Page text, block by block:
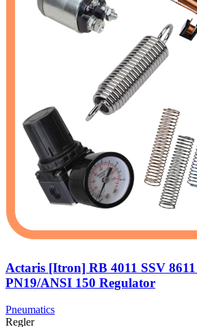
Actaris [Itron] RB 4011 SSV
PN19/ANSI 150 Regulator
Pneumatics
Regler